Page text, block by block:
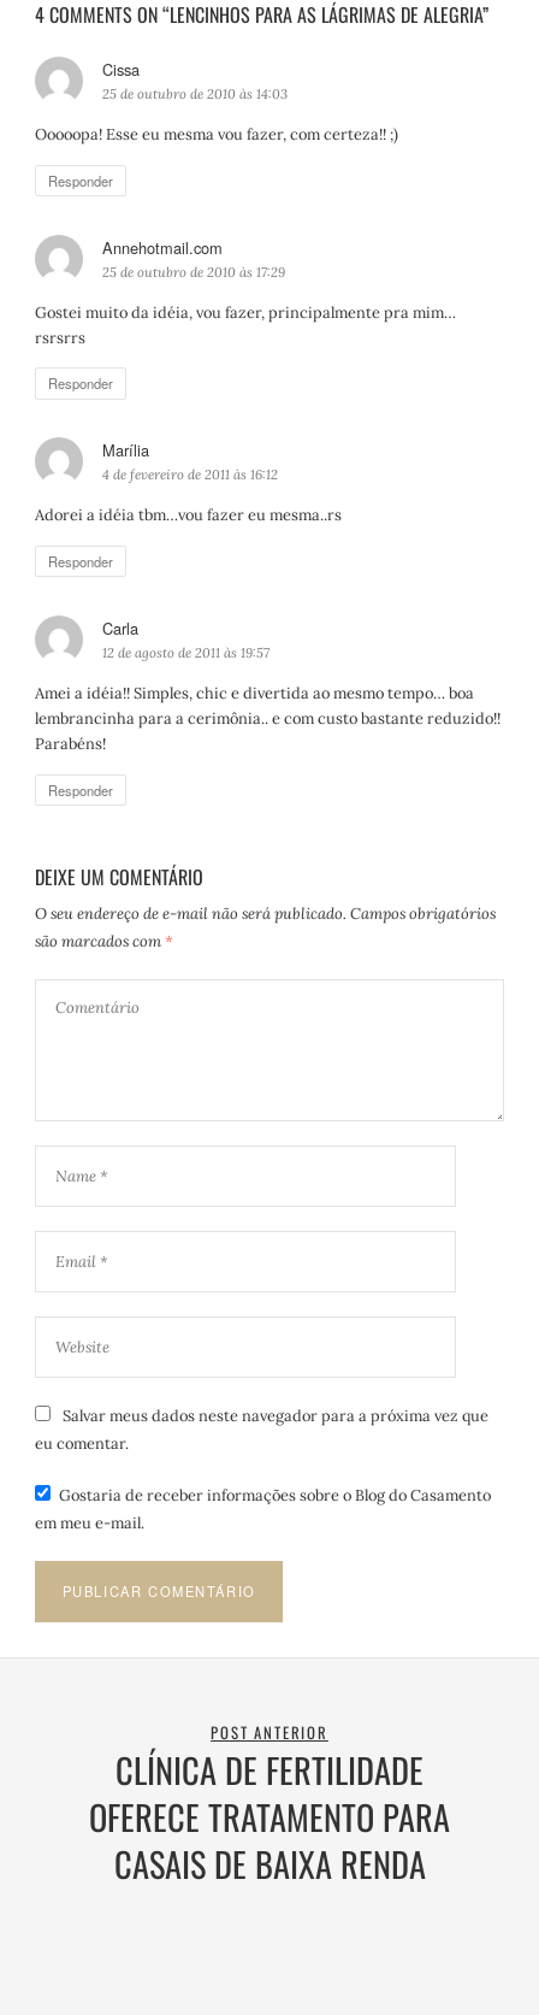
4 COMMENTS ON “LENCINHOS PARA AS LÁGRIMAS DE ALEGRIA”
Cissa
i
s
25 de outubro de 2010 às 14:03
Ooooopa! Esse eu mesma vou fazer, com certeza!! ;)
Responder
Annehotmail.com
i
s
25 de outubro de 2010 às 17:29
Gostei muito da idéia, vou fazer, principalmente pra mim…
rsrsrrs
Responder
Marília
i
s
4 de fevereiro de 2011 às 16:12
Adorei a idéia tbm…vou fazer eu mesma..rs
Responder
Carla
i
s
e
12 de agosto de 2011 às 19:57
Amei a idéia!! Simples, chic e divertida ao mesmo tempo… boa
lembrancinha para a cerimônia.. e com custo bastante reduzido!!
Parabéns!
Responder
DEIXE UM COMENTÁRIO
O seu endereço de e-mail não será publicado. Campos obrigatórios
são marcados com *
Salvar meus dados neste navegador para a próxima vez que
eu comentar.
Gostaria de receber informações sobre o Blog do Casamento
em meu e-mail.
POST ANTERIOR
CLÍNICA DE FERTILIDADE
OFERECE TRATAMENTO PARA
CASAIS DE BAIXA RENDA